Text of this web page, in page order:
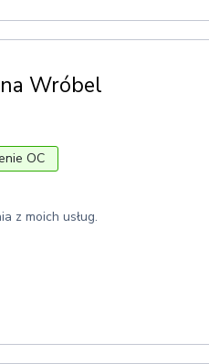
Wróbel
OC
z moich usług.